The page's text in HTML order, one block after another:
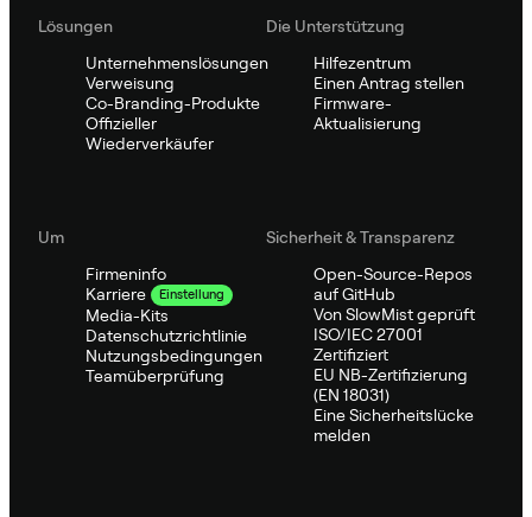
Lösungen
Unternehmenslösungen
Verweisung
Co-Branding-Produkte
Offizieller
Wiederverkäufer
Die Unterstützung
Hilfezentrum
Einen Antrag stellen
Firmware-
Aktualisierung
Um
Firmeninfo
Karriere
Einstellung
Media-Kits
Datenschutzrichtlinie
Nutzungsbedingungen
Teamüberprüfung
Sicherheit & Transparenz
Open-Source-Repos
auf GitHub
Von SlowMist geprüft
ISO/IEC 27001
Zertifiziert
EU NB-Zertifizierung
(EN 18031)
Eine Sicherheitslücke
melden